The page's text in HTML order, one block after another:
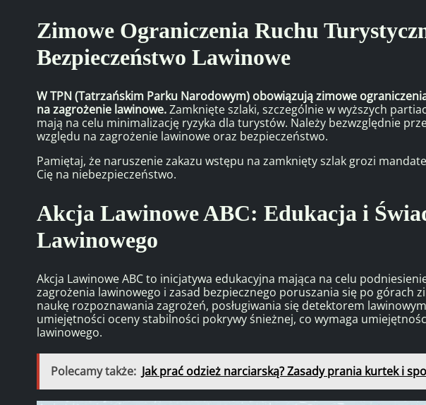
Zimowe Ograniczenia Ruchu
Bezpieczeństwo Lawinowe
W TPN (Tatrzańskim Parku Narodowym) obowiązują zimowe
na zagrożenie lawinowe.Zamknięte szlaki, szczególnie w wyższych
mają na celu minimalizację ryzyka dla turystów. Należy bezwzględnie
względu na zagrożenie lawinowe oraz bezpieczeństwo.
Pamiętaj, że naruszenie zakazu wstępu na zamknięty szlak grozi
Cię na niebezpieczeństwo.
Akcja Lawinowe ABC: Edukacja i
Lawinowego
Akcja Lawinowe ABC to inicjatywa edukacyjna mająca na celu
zagrożenia lawinowego i zasad bezpiecznego poruszania się po górach
naukę rozpoznawania zagrożeń, posługiwania się detektorem
umiejętności oceny stabilności pokrywy śnieżnej, co wymaga
lawinowego.
Polecamy także: Jak prać odzież narciarską? Zasady prania kurtek i